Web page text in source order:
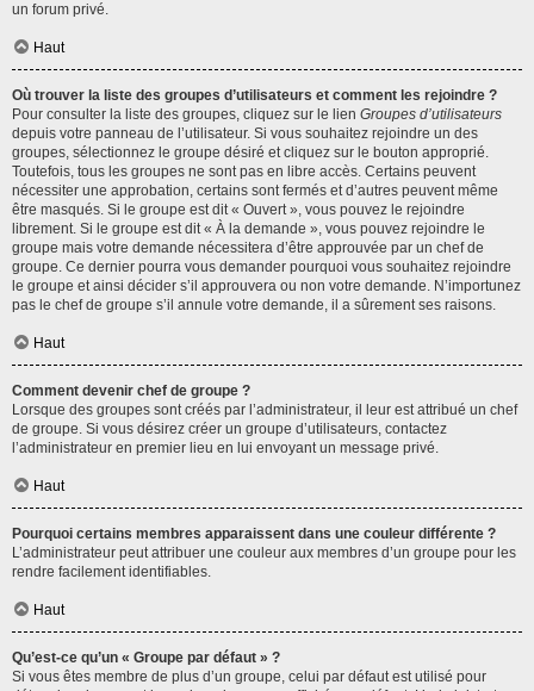
un forum privé.
Haut
Où trouver la liste des groupes d’utilisateurs et comment les rejoindre ?
Pour consulter la liste des groupes, cliquez sur le lien Groupes d’utilisateurs
depuis votre panneau de l’utilisateur. Si vous souhaitez rejoindre un des
groupes, sélectionnez le groupe désiré et cliquez sur le bouton approprié.
Toutefois, tous les groupes ne sont pas en libre accès. Certains peuvent
nécessiter une approbation, certains sont fermés et d’autres peuvent même
être masqués. Si le groupe est dit « Ouvert », vous pouvez le rejoindre
librement. Si le groupe est dit « À la demande », vous pouvez rejoindre le
groupe mais votre demande nécessitera d’être approuvée par un chef de
groupe. Ce dernier pourra vous demander pourquoi vous souhaitez rejoindre
le groupe et ainsi décider s’il approuvera ou non votre demande. N’importunez
pas le chef de groupe s’il annule votre demande, il a sûrement ses raisons.
Haut
Comment devenir chef de groupe ?
Lorsque des groupes sont créés par l’administrateur, il leur est attribué un chef
de groupe. Si vous désirez créer un groupe d’utilisateurs, contactez
l’administrateur en premier lieu en lui envoyant un message privé.
Haut
Pourquoi certains membres apparaissent dans une couleur différente ?
L’administrateur peut attribuer une couleur aux membres d’un groupe pour les
rendre facilement identifiables.
Haut
Qu’est-ce qu’un « Groupe par défaut » ?
Si vous êtes membre de plus d’un groupe, celui par défaut est utilisé pour